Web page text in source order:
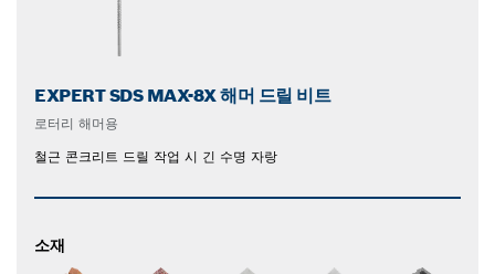
EXPERT SDS MAX-8X 해머 드릴 비트
로터리 해머용
철근 콘크리트 드릴 작업 시 긴 수명 자랑
소재